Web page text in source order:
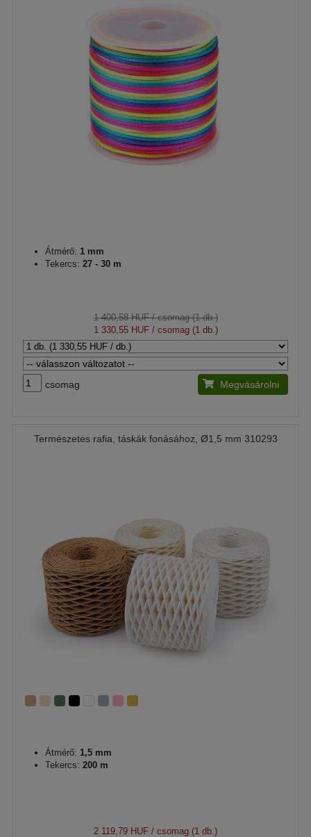
Átmérő: 1 mm
Tekercs: 27 - 30 m
1 400,58 HUF/ csomag (1 db.)
1 330,55 HUF/ csomag (1 db.)
csomag Megvásárolni
Természetes rafia, táskák fonásához, Ø1,5 mm 310293
Átmérő: 1,5 mm
Tekercs: 200 m
2 119,79 HUF / csomag (1 db.)